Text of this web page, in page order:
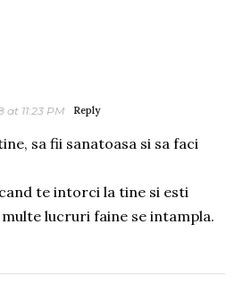
at 11:23 PM Reply
sa fii sanatoasa si sa faci
te intorci la tine si esti
lucruri faine se intampla.